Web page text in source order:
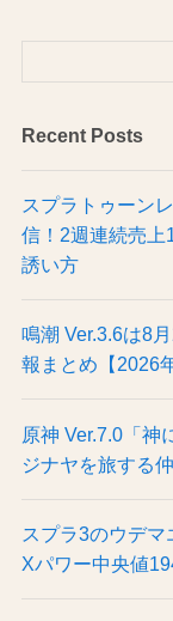
Recent Posts
スプラトゥーン
信！2週連続売上
誘い方
鳴潮 Ver.3.6は8
報まとめ【2026
原神 Ver.7.0「神
ジナヤを旅する
スプラ3のウデマ
Xパワー中央値